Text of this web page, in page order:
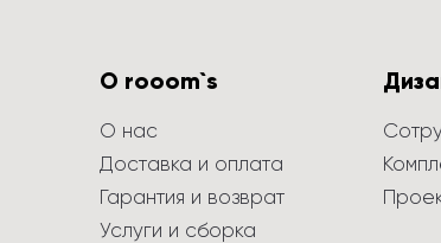
О rooom`s
О нас
Доставка и оплата
Гарантия и возврат
Услуги и сборка